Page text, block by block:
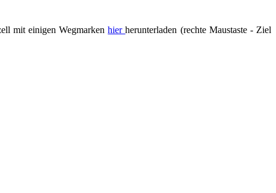
mit einigen Wegmarkenhierherunterladen (rechte Maustaste - Ziel